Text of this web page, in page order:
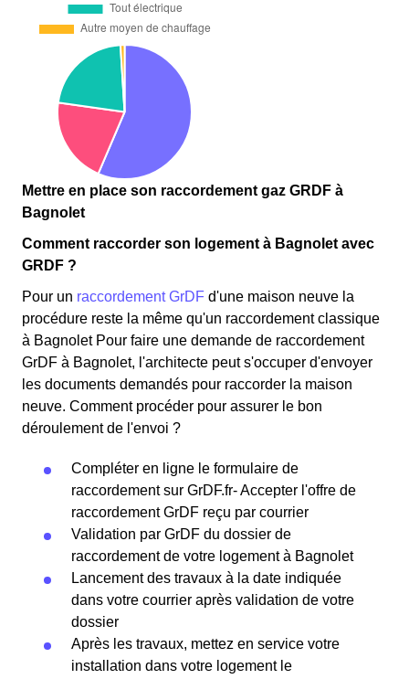
Mettre en place son raccordement gaz GRDF à
Bagnolet
Comment raccorder son logement à Bagnolet avec
GRDF ?
Pour un raccordement GrDF d'une maison neuve la
procédure reste la même qu'un raccordement classique
à Bagnolet Pour faire une demande de raccordement
GrDF à Bagnolet, l'architecte peut s'occuper d'envoyer
les documents demandés pour raccorder la maison
neuve. Comment procéder pour assurer le bon
déroulement de l'envoi ?
Compléter en ligne le formulaire de
raccordement sur GrDF.fr- Accepter l'offre de
raccordement GrDF reçu par courrier
Validation par GrDF du dossier de
raccordement de votre logement à Bagnolet
Lancement des travaux à la date indiquée
dans votre courrier après validation de votre
dossier
Après les travaux, mettez en service votre
installation dans votre logement le